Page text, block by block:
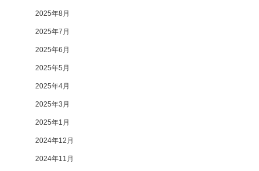
2025年8月
2025年7月
2025年6月
2025年5月
2025年4月
2025年3月
2025年1月
2024年12月
2024年11月